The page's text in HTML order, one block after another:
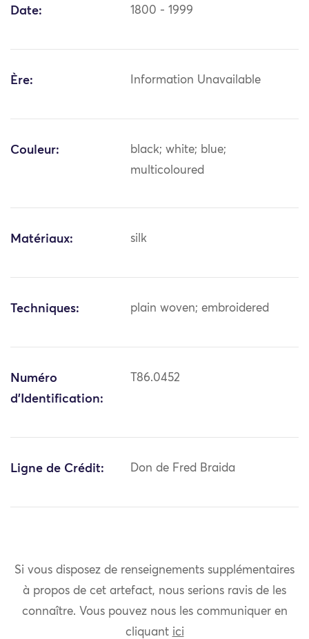
Date: 1800 - 1999
Ère: Information Unavailable
Couleur:
black; white; blue;
multicoloured
Matériaux: silk
Techniques: plain woven; embroidered
Numéro
d'Identification:
T86.0452
Ligne de Crédit: Don de Fred Braida
Si vous disposez de renseignements supplémentaires
à propos de cet artefact, nous serions ravis de les
connaître. Vous pouvez nous les communiquer en
cliquant ici